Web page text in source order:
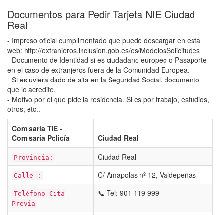
Documentos para Pedir Tarjeta NIE Ciudad
Real
- Impreso oficial cumplimentado que puede descargar en esta
web: http://extranjeros.inclusion.gob.es/es/ModelosSolicitudes
- Documento de Identidad si es ciudadano europeo o Pasaporte
en el caso de extranjeros fuera de la Comunidad Europea.
- Si estuviera dado de alta en la Seguridad Social, documento
que lo acredite.
- Motivo por el que pide la residencia. Si es por trabajo, estudios,
otros, etc..
Comisaría TIE -
Comisaría Policía
Ciudad Real
Provincia: Ciudad Real
Calle : C/ Amapolas nº 12, Valdepeñas
Teléfono Cita
Previa
📞 Tel: 901 119 999